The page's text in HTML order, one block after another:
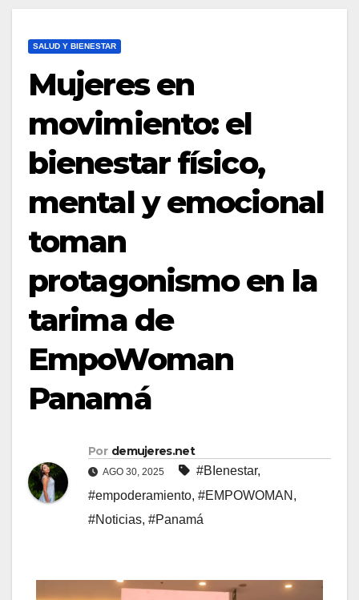
SALUD Y BIENESTAR
Mujeres en
movimiento: el
bienestar físico,
mental y emocional
toman
protagonismo en la
tarima de
EmpoWoman
Panamá
Por demujeres.net
AGO 30, 2025 #BIenestar,
#empoderamiento, #EMPOWOMAN ,
#Noticias, #Panamá